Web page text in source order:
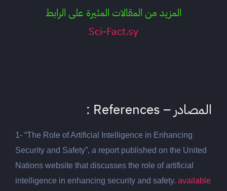
المزيد من المقالات المثيرة على الرابط
Sci-Fact.sy
المصادر – References :
1- “The Role of Artificial Intelligence in Enhancing
Security and Safety”, a report published on the United
Nations website that discusses the role of artificial
intelligence in enhancing security and safety. available